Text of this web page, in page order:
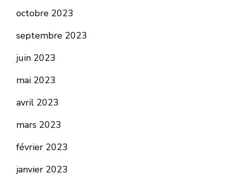
octobre 2023
septembre 2023
juin 2023
mai 2023
avril 2023
mars 2023
février 2023
janvier 2023